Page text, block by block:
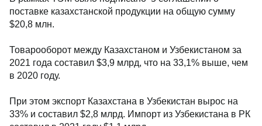
поставке казахстанской продукции на общую сумму
$20,8 млн.
Товарооборот между Казахстаном и Узбекистаном за
2021 года составил $3,9 млрд, что на 33,1% выше, чем
в 2020 году.
При этом экспорт Казахстана в Узбекистан вырос на
33% и составил $2,8 млрд. Импорт из Узбекистана в РК